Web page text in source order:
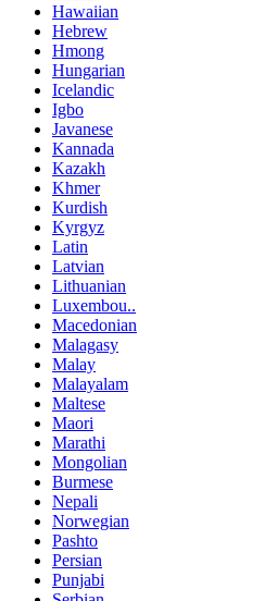
Hawaiian
Hebrew
Hmong
Hungarian
Icelandic
Igbo
Javanese
Kannada
Kazakh
Khmer
Kurdish
Kyrgyz
Latin
Latvian
Lithuanian
Luxembou..
Macedonian
Malagasy
Malay
Malayalam
Maltese
Maori
Marathi
Mongolian
Burmese
Nepali
Norwegian
Pashto
Persian
Punjabi